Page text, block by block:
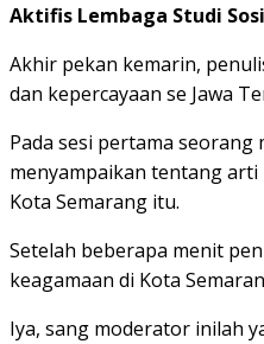
Aktifis Lembaga Studi
Akhir pekan kemarin,
dan kepercayaan se Jawa
Pada sesi pertama
menyampaikan tentang
Kota Semarang itu.
Setelah beberapa menit
keagamaan di Kota
Iya, sang moderator inilah